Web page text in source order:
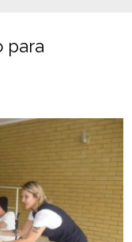
PARA SENHORAS
para